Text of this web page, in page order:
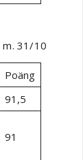
m. 31/10
Poäng
91,5
91